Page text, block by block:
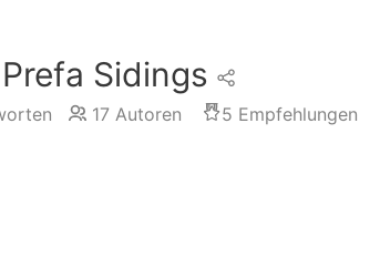
Sidings
17Autoren 5 Empfehlungen